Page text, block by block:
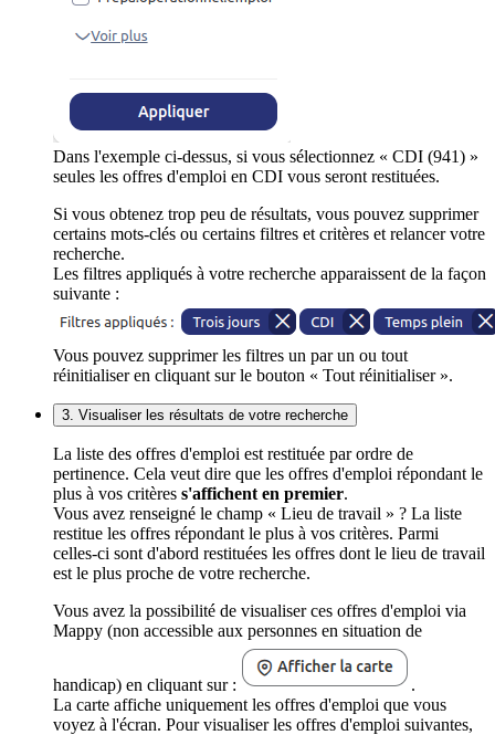
Dans l'exemple ci-dessus, si vous sélectionnez « CDI (941) »
seules les offres d'emploi en CDI vous seront restituées.
Si vous obtenez trop peu de résultats, vous pouvez supprimer
certains mots-clés ou certains filtres et critères et relancer votre
recherche.
Les filtres appliqués à votre recherche apparaissent de la façon
suivante :
Vous pouvez supprimer les filtres un par un ou tout
réinitialiser en cliquant sur le bouton « Tout réinitialiser ».
3. Visualiser les résultats de votre recherche
La liste des offres d'emploi est restituée par ordre de
pertinence. Cela veut dire que les offres d'emploi répondant le
plus à vos critères s'affichent en premier.
Vous avez renseigné le champ « Lieu de travail » ? La liste
restitue les offres répondant le plus à vos critères. Parmi
celles-ci sont d'abord restituées les offres dont le lieu de travail
est le plus proche de votre recherche.
Vous avez la possibilité de visualiser ces offres d'emploi via
Mappy (non accessible aux personnes en situation de
handicap) en cliquant sur :
.
La carte affiche uniquement les offres d'emploi que vous
voyez à l'écran. Pour visualiser les offres d'emploi suivantes,